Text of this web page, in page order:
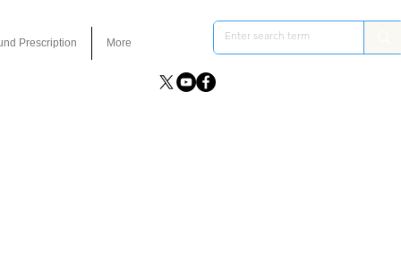
Prescription More